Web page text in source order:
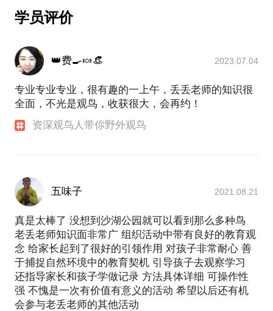
能力等综合素质的养成。三年前，自然学校开始组织
融入学校教育，与家长和孩子的密切交流，让我对自
学员评价
👑费🍳🍬👒 2023.07.04
专业专业专业，很有趣的一上午，丢丢老师的知识很
全面，不光是观鸟，收获很大，会再约！
资深观鸟人带你野外观鸟
五味子 2021.08.21
真是太棒了 没想到沙湖公园就可以看到那么多种鸟
老丢老师知识面非常广 组织活动中带有良好的教育观
念 给家长起到了很好的引领作用 对孩子非常耐心 善
于捕捉自然环境中的教育契机 引导孩子去观察学习
还指导家长和孩子学做记录 方法具体详细 可操作性
强 不愧是一次有价值有意义的活动 希望以后还有机
会参与老丢老师的其他活动